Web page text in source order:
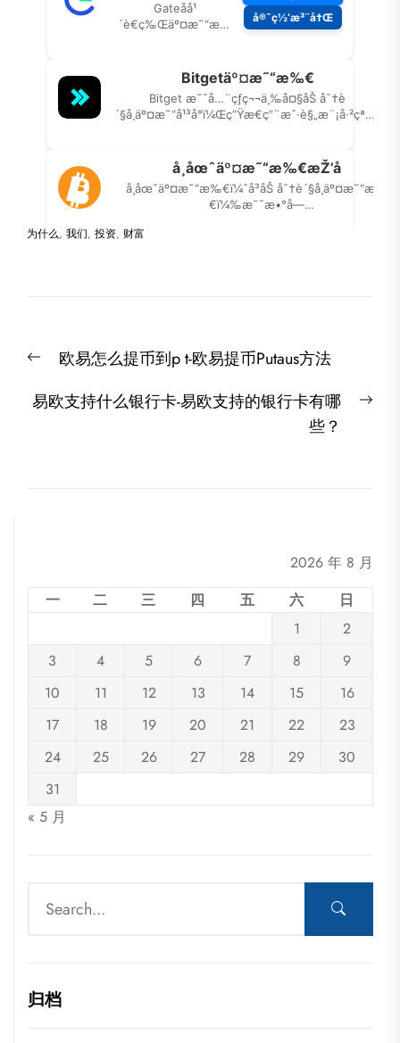
为什么, 我们, 投资, 财富
章
导
Previous欧易怎么提币到p t-欧易提币Putaus方法
易欧支持什么银行卡-易欧支持的银行卡有哪
些？
2026 年 8 月
一
二 三 四 五 六
日
1
2
3
4 5 6 7 8
9
10
11 12 13 14 15
16
17
18 19 20 21 22
23
24
25 26 27 28 29
30
31
« 5 月
归档